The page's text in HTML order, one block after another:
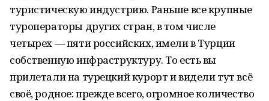
туристическую индустрию. Раньше все крупные
туроператоры других стран, в том числе
четырех — пяти российских, имели в Турции
собственную инфраструктуру. То есть вы
прилетали на турецкий курорт и видели тут всё
своё, родное: прежде всего, огромное количество